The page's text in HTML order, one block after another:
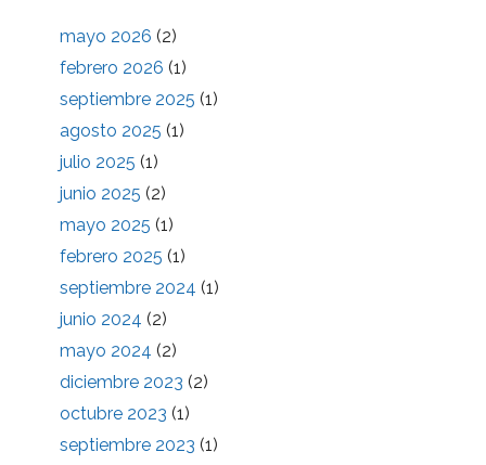
mayo 2026 (2)
febrero 2026 (1)
septiembre 2025 (1)
agosto 2025 (1)
julio 2025 (1)
junio 2025 (2)
mayo 2025 (1)
febrero 2025 (1)
septiembre 2024 (1)
junio 2024 (2)
mayo 2024 (2)
diciembre 2023 (2)
octubre 2023 (1)
septiembre 2023 (1)